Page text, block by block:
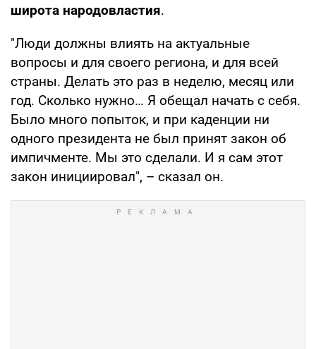
широта народовластия.
"Люди должны влиять на актуальные
вопросы и для своего региона, и для всей
страны. Делать это раз в неделю, месяц или
год. Сколько нужно… Я обещал начать с себя.
Было много попыток, и при каденции ни
одного президента не был принят закон об
импичменте. Мы это сделали. И я сам этот
закон инициировал", – сказал он.